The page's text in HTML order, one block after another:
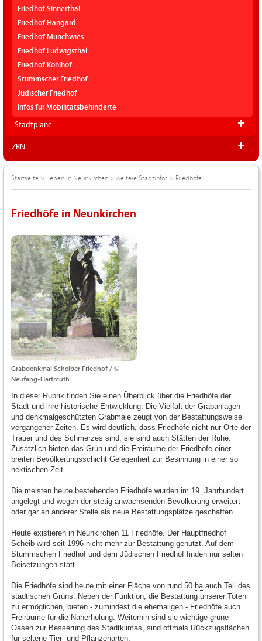
Friedhof Sinnerthal
Friedhof Hangard
Friedhof Münchwies
Friedhof Ludwigsthal
Friedhof Kohlhof
Stummscher Friedhof
Jüdischer Friedhof
Infos für Mobilitätsbehinderte
Stadtpläne
ZBN
Startseite > Leben in Neunkirchen > weitere Stadtinfos > Friedhöfe
Friedhöfe in Neunkirchen
Grabdenkmal Scheiber Friedhof / ©
Neufang-Hartmuth
In dieser Rubrik finden Sie einen Überblick über die Friedhöfe der
Stadt und ihre historische Entwicklung. Die Vielfalt der Grabanlagen
und denkmalgeschützten Grabmale zeugt von der Bestattungsweise
vergangener Zeiten. Es wird deutlich, dass Friedhöfe nicht nur Orte der
Trauer und des Schmerzes sind, sie sind auch Stätten der Ruhe.
Zusätzlich bieten das Grün und die Freiräume der Friedhöfe einer
breiten Bevölkerungsschicht Gelegenheit zur Besinnung in einer so
hektischen Zeit.
Die meisten heute bestehenden Friedhöfe wurden im 19. Jahrhundert
angelegt und wegen der stetig anwachsenden Bevölkerung erweitert
oder gar an anderer Stelle als neue Bestattungsplätze geschaffen.
Heute existieren in Neunkirchen 11 Friedhöfe. Der Hauptfriedhof
Scheib wird seit 1996 nicht mehr zur Bestattung genutzt. Auf dem
Stummschen Friedhof und dem Jüdischen Friedhof finden nur selten
Beisetzungen statt.
Die Friedhöfe sind heute mit einer Fläche von rund 50 ha auch Teil des
städtischen Grüns. Neben der Funktion, die Bestattung unserer Toten
zu ermöglichen, bieten - zumindest die ehemaligen - Friedhöfe auch
Freiräume für die Naherholung. Weiterhin sind sie wichtige grüne
Oasen zur Besserung des Stadtklimas, sind oftmals Rückzugsflächen
für seltene Tier- und Pflanzenarten.